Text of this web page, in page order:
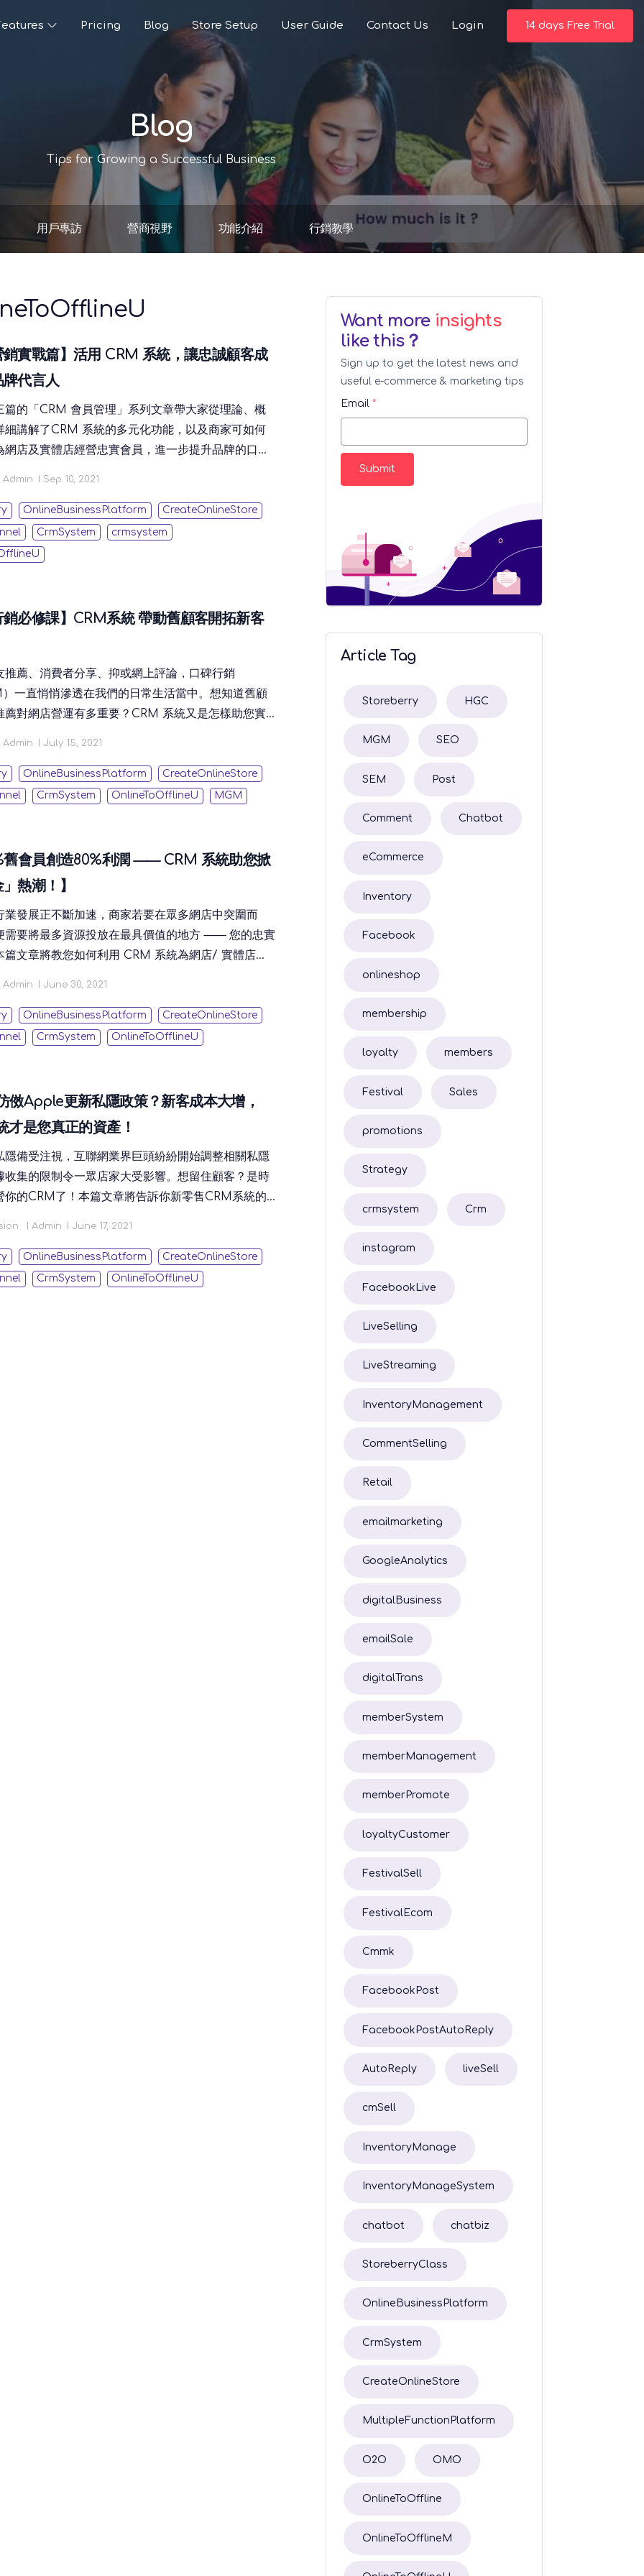
Pricing Blog Store Setup User Guide Contact Us Login 14 days Free Trial
Blog
Tips for Growing a Successful Business
用戶專訪 營商視野 功能介紹 行銷教學
實戰篇】活用 CRM 系統，讓忠誠顧客成
代言人
篇的「CRM 會員管理」系列文章帶大家從理論、概
細講解了CRM 系統的多元化功能，以及商家可如何
網店及實體店經營忠實會員，進一步提升品牌的口碑
系統帶您親身實戰會員管理，手把手助您開拓品
態圈！
Admin Sep 10, 2021
OnlineBusinessPlatform CreateOnlineStore
CrmSystem crmsystem
必修課】CRM系統 帶動舊顧客開拓新客
推薦、消費者分享、抑或網上評論，口碑行銷
一直悄悄滲透在我們的日常生活當中。想知道舊顧
薦對網店營運有多重要？CRM 系統又是怎樣助您實
源！
Admin July 15, 2021
OnlineBusinessPlatform CreateOnlineStore
CrmSystem OnlineToOfflineU MGM
舊會員創造80%利潤 —— CRM 系統助您掀
熱潮！】
業發展正不斷加速，商家若要在眾多網店中突圍而
需要將最多資源投放在最具價值的地方 —— 您的忠實
篇文章將教您如何利用 CRM 系統為網店/ 實體店經
Admin June 30, 2021
OnlineBusinessPlatform CreateOnlineStore
CrmSystem OnlineToOfflineU
傚Apple更新私隱政策？新客成本大增，
才是您真正的資產！
隱備受注視，互聯網業界巨頭紛紛開始調整相關私隱
收集的限制令一眾店家大受影響。想留住顧客？是時
你的CRM了！本篇文章將告訴你新零售CRM系統的
Admin June 17, 2021
OnlineBusinessPlatform CreateOnlineStore
CrmSystem OnlineToOfflineU
Want more insights
like this？
Sign up to get the latest news and
useful e-commerce & marketing tips
Email *
Submit
Article Tag
Storeberry HGC
MGM SEO
SEM Post
Comment Chatbot
eCommerce
Inventory
Facebook
onlineshop
membership
loyalty members
Festival Sales
promotions
Strategy
crmsystem Crm
instagram
FacebookLive
LiveSelling
LiveStreaming
InventoryManagement
CommentSelling
Retail
emailmarketing
GoogleAnalytics
digitalBusiness
emailSale
digitalTrans
memberSystem
memberManagement
memberPromote
loyaltyCustomer
FestivalSell
FestivalEcom
Cmmk
FacebookPost
FacebookPostAutoReply
AutoReply liveSell
cmSell
InventoryManage
InventoryManageSystem
chatbot chatbiz
StoreberryClass
OnlineBusinessPlatform
CrmSystem
CreateOnlineStore
MultipleFunctionPlatform
O2O OMO
OnlineToOffline
OnlineToOfflineM